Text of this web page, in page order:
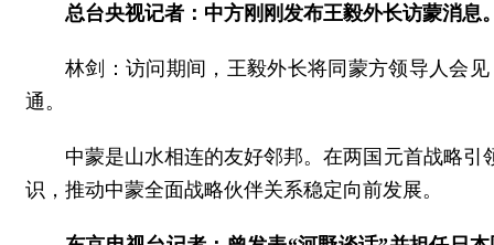
总台央视记者：中方刚刚发布王毅外长访蒙消息
林剑：访问期间，王毅外长将同蒙方领导人会
通。
中蒙是山水相连的友好邻邦。在两国元首战略
识，推动中蒙全面战略伙伴关系稳定向前发展。